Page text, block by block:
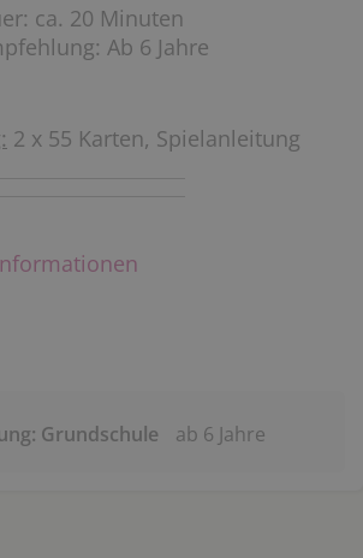
ca. 20 Minuten
Ab 6 Jahre
2 x 55 Karten, Spielanleitung
Grundschule ab 6 Jahre